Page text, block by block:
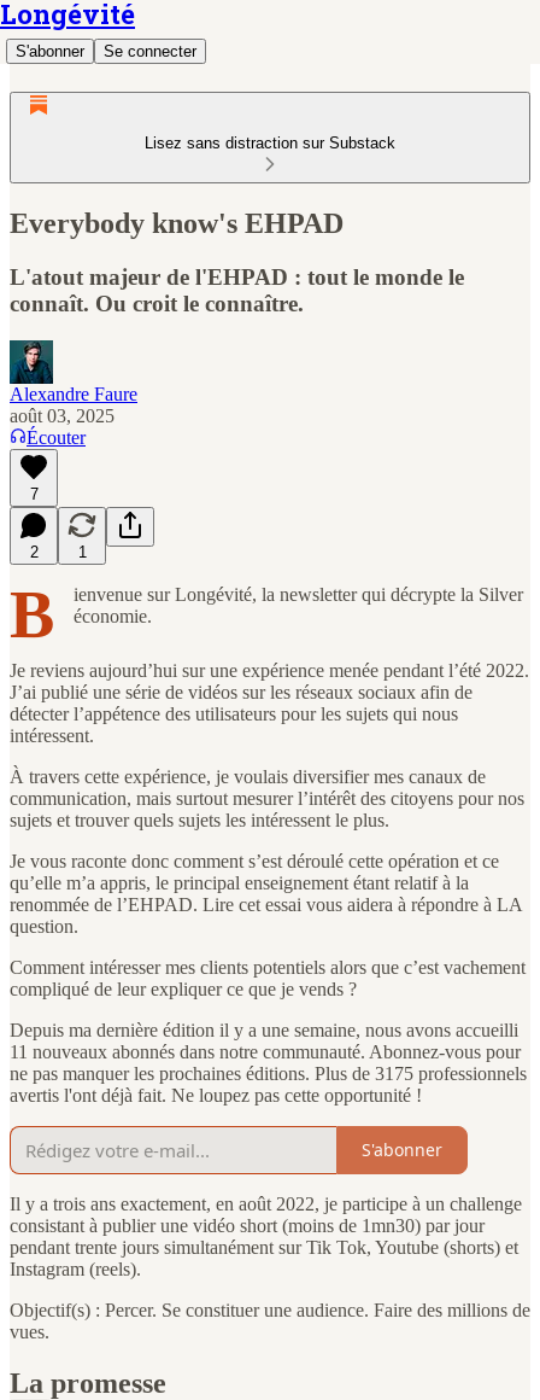
Longévité
S'abonner Se connecter
Lisez sans distraction sur Substack
Everybody know's EHPAD
L'atout majeur de l'EHPAD : tout le monde le
connaît. Ou croit le connaître.
Alexandre Faure
août 03, 2025
Écouter
7
2 1
B
ienvenue sur Longévité, la newsletter qui décrypte la Silver
économie.
Je reviens aujourd’hui sur une expérience menée pendant l’été 2022.
J’ai publié une série de vidéos sur les réseaux sociaux afin de
détecter l’appétence des utilisateurs pour les sujets qui nous
intéressent.
À travers cette expérience, je voulais diversifier mes canaux de
communication, mais surtout mesurer l’intérêt des citoyens pour nos
sujets et trouver quels sujets les intéressent le plus.
Je vous raconte donc comment s’est déroulé cette opération et ce
qu’elle m’a appris, le principal enseignement étant relatif à la
renommée de l’EHPAD. Lire cet essai vous aidera à répondre à LA
question.
Comment intéresser mes clients potentiels alors que c’est vachement
compliqué de leur expliquer ce que je vends ?
Depuis ma dernière édition il y a une semaine, nous avons accueilli
11 nouveaux abonnés dans notre communauté. Abonnez-vous pour
ne pas manquer les prochaines éditions. Plus de 3175 professionnels
avertis l'ont déjà fait. Ne loupez pas cette opportunité !
S'abonner
Il y a trois ans exactement, en août 2022, je participe à un challenge
consistant à publier une vidéo short (moins de 1mn30) par jour
pendant trente jours simultanément sur Tik Tok, Youtube (shorts) et
Instagram (reels).
Objectif(s) : Percer. Se constituer une audience. Faire des millions de
vues.
La promesse